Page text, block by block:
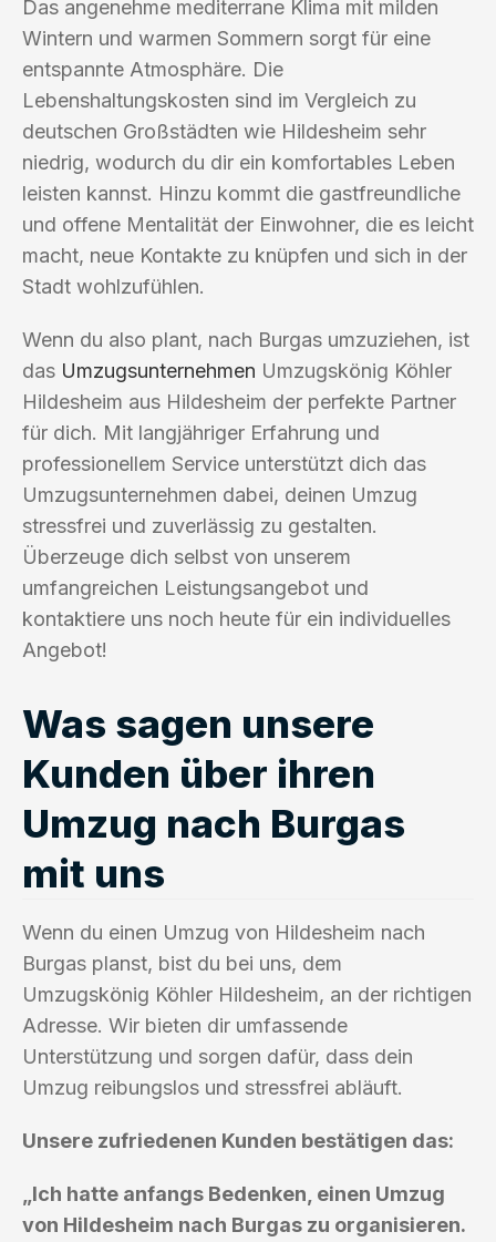
Das angenehme mediterrane Klima mit milden
Wintern und warmen Sommern sorgt für eine
entspannte Atmosphäre. Die
Lebenshaltungskosten sind im Vergleich zu
deutschen Großstädten wie Hildesheim sehr
niedrig, wodurch du dir ein komfortables Leben
leisten kannst. Hinzu kommt die gastfreundliche
und offene Mentalität der Einwohner, die es leicht
macht, neue Kontakte zu knüpfen und sich in der
Stadt wohlzufühlen.
Wenn du also plant, nach Burgas umzuziehen, ist
das Umzugsunternehmen Umzugskönig Köhler
Hildesheim aus Hildesheim der perfekte Partner
für dich. Mit langjähriger Erfahrung und
professionellem Service unterstützt dich das
Umzugsunternehmen dabei, deinen Umzug
stressfrei und zuverlässig zu gestalten.
Überzeuge dich selbst von unserem
umfangreichen Leistungsangebot und
kontaktiere uns noch heute für ein individuelles
Angebot!
Was sagen unsere
Kunden über ihren
Umzug nach Burgas
mit uns
Wenn du einen Umzug von Hildesheim nach
Burgas planst, bist du bei uns, dem
Umzugskönig Köhler Hildesheim, an der richtigen
Adresse. Wir bieten dir umfassende
Unterstützung und sorgen dafür, dass dein
Umzug reibungslos und stressfrei abläuft.
Unsere zufriedenen Kunden bestätigen das:
„Ich hatte anfangs Bedenken, einen Umzug
von Hildesheim nach Burgas zu organisieren.